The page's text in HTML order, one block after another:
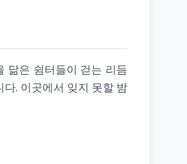
닮은 쉼터들이 걷는 리듬
. 이곳에서 잊지 못할 밤